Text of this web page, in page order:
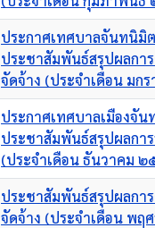
ประกาศเทศบาลจันทนิมิต
ประชาสัมพันธ์สรุปผลกา
จัดจ้าง (ประจำเดือน มก
ประกาศเทศบาลเมืองจัน
ประชาสัมพันธ์สรุปผลกา
(ประจำเดือน ธันวาคม ๒
ประชาสัมพันธ์สรุปผลกา
จัดจ้าง (ประจำเดือน พฤ